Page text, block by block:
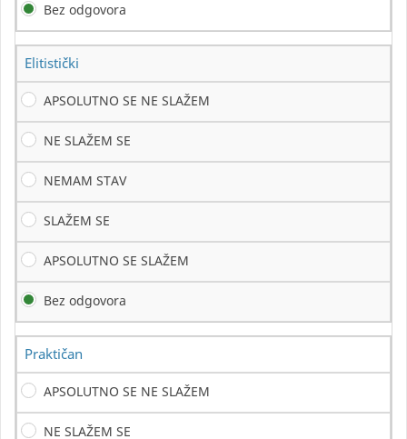
Bez odgovora
Elitistički
APSOLUTNO SE NE SLAŽEM
NE SLAŽEM SE
NEMAM STAV
SLAŽEM SE
APSOLUTNO SE SLAŽEM
Bez odgovora
Praktičan
APSOLUTNO SE NE SLAŽEM
NE SLAŽEM SE